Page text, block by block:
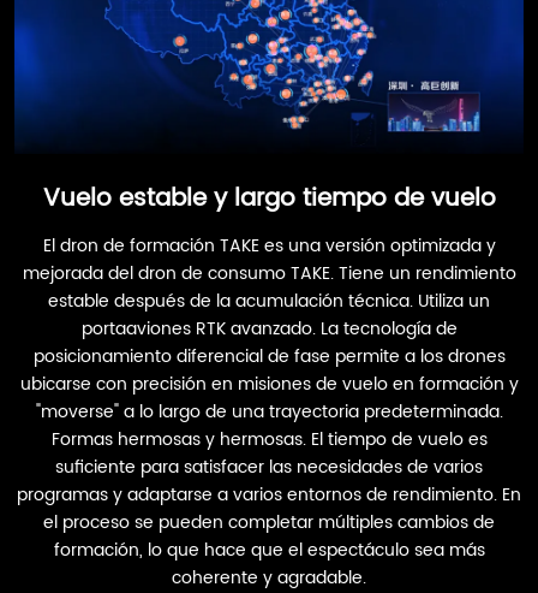
Vuelo estable y largo tiempo de vuelo
El dron de formación TAKE es una versión optimizada y
mejorada del dron de consumo TAKE. Tiene un rendimiento
estable después de la acumulación técnica. Utiliza un
portaaviones RTK avanzado. La tecnología de
posicionamiento diferencial de fase permite a los drones
ubicarse con precisión en misiones de vuelo en formación y
"moverse" a lo largo de una trayectoria predeterminada.
Formas hermosas y hermosas. El tiempo de vuelo es
suficiente para satisfacer las necesidades de varios
programas y adaptarse a varios entornos de rendimiento. En
el proceso se pueden completar múltiples cambios de
formación, lo que hace que el espectáculo sea más
coherente y agradable.